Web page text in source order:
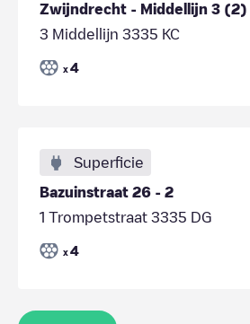
Zwijndrecht - Middellijn 3 (2)
3 Middellijn 3335 KC
x 4
Superficie
Bazuinstraat 26 - 2
1 Trompetstraat 3335 DG
x 4